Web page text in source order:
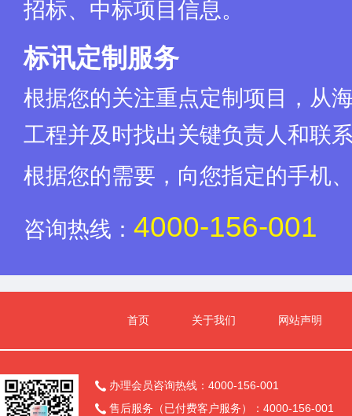
招标、中标项目信息。
标讯定制服务
根据您的关注重点定制项目，从
工程并及时找出关键负责人和联
根据您的需要，向您指定的手机
咨询热线： 4000-156-001
首页 关于我们 网站声明
 办理会员咨询热线：4000-156-001
 售后服务（已付费客户服务）：4000-156-001